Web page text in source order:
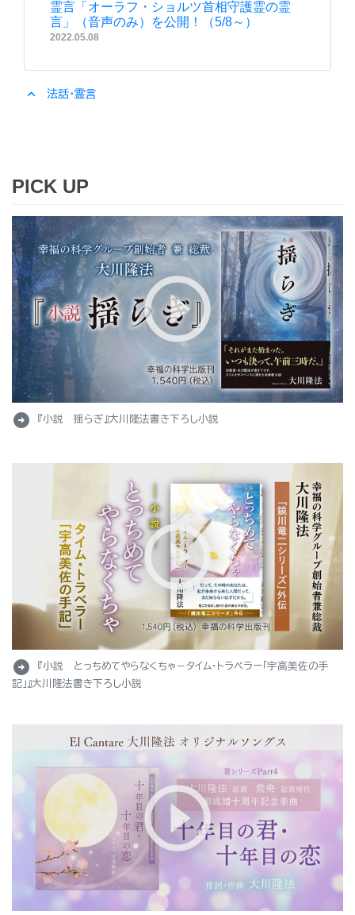
霊言「オーラフ・ショルツ首相守護霊の霊
言」（音声のみ）を公開！（5/8～）
2022.05.08
expand_less 法話・霊言
PICK UP
arrow_circle_right 『小説 揺らぎ』大川隆法書き下ろし小説
arrow_circle_right
『小説 とっちめてやらなくちゃ－タイム・トラベラー「宇高美佐の手
記」』大川隆法書き下ろし小説